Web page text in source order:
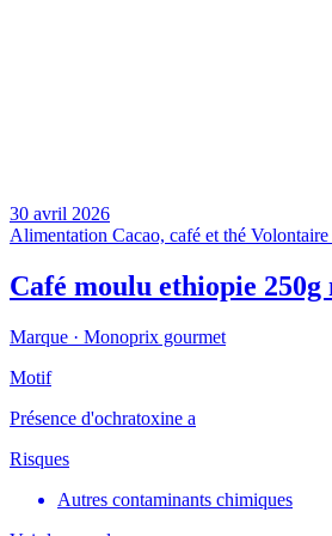
30 avril 2026
Alimentation Cacao, café et thé Volontaire
Café moulu ethiopie
Marque · Monoprix gourmet
Motif
Présence d'ochratoxine a
Risques
Autres contaminants chimiques